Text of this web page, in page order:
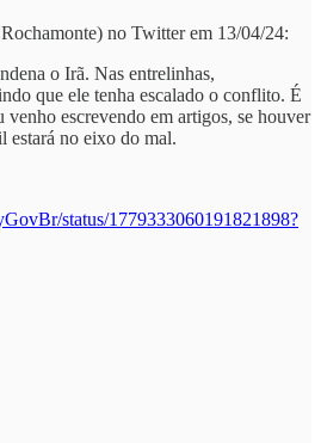
no Twitter em 13/04/24:
o Irã. Nas entrelinhas,
que ele tenha escalado o conflito. É
escrevendo em artigos, se houver
estará no eixo do mal.
status/1779333060191821898?